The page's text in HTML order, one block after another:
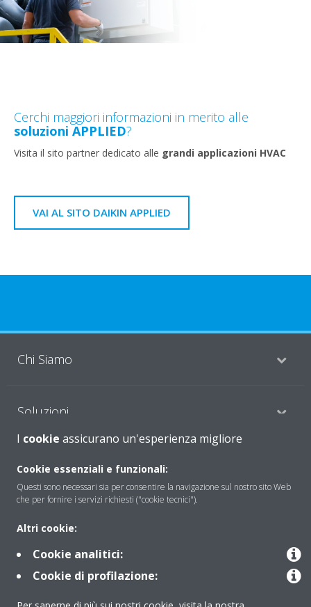
Cerchi maggiori informazioni in merito alle
soluzioni APPLIED?
Visita il sito partner dedicato alle grandi applicazioni HVAC
VAI AL SITO DAIKIN APPLIED
Chi Siamo
Soluzioni
Contattaci
Periodo di supporto definito
Gruppo Daikin Europe
Copyright © Daikin
I cookie assicurano un'esperienza migliore
Cookie essenziali e funzionali:
Questi sono necessari sia per consentire la navigazione sul nostro sito Web
che per fornire i servizi richiesti ("cookie tecnici").
Altri cookie:
Cookie analitici:
Cookie di profilazione: